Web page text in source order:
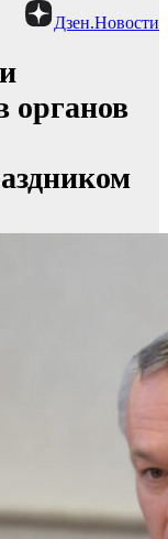
Дзен.Новости
органов